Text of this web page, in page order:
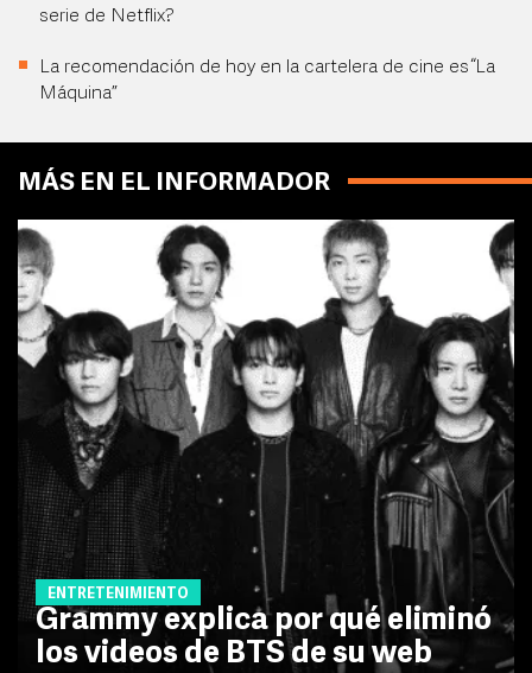
serie de Netflix?
La recomendación de hoy en la cartelera de cine es “La
Máquina”
MÁS EN EL INFORMADOR
ENTRETENIMIENTO
Grammy explica por qué eliminó
los videos de BTS de su web